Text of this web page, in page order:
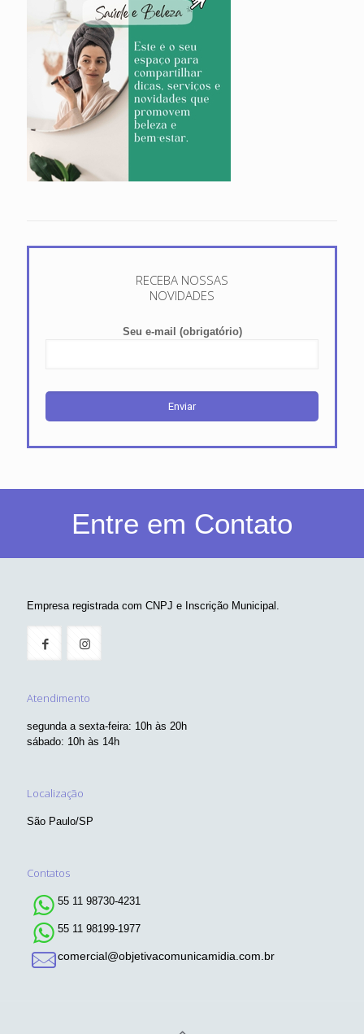
RECEBA NOSSAS
NOVIDADES
Seu e-mail (obrigatório)
Entre em Contato
Empresa registrada com CNPJ e Inscrição Municipal.
Atendimento
segunda a sexta-feira: 10h às 20h
sábado: 10h às 14h
Localização
São Paulo/SP
Contatos
55 11 98730-4231
55 11 98199-1977
comercial@objetivacomunicamidia.com.br